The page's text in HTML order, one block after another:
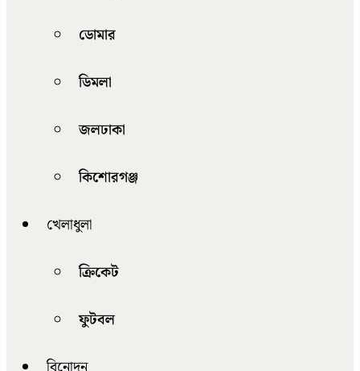
ডোমার
ডিমলা
জলঢাকা
কিশোরগঞ্জ
খেলাধুলা
ক্রিকেট
ফুটবল